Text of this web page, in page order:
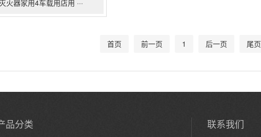
火器家用4车载用店用 ···
首页 前一页 1 后一页 尾页
品分类 联系我们